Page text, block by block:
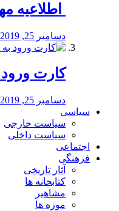
اطلاعیه
دسامبر 25, 2019
کارت ورود
دسامبر 25, 2019
سیاسی
سیاست خارجی
سیاست داخلی
اجتماعی
فرهنگی
آثار تاریخی
کتابخانه ها
مشاهیر
موزه ها